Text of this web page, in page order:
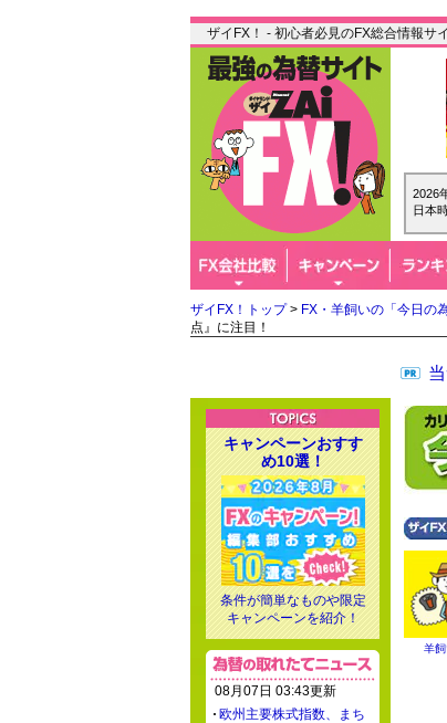
ザイFX！ - 初心者必見のFX総合情報サ
2026
日本
ザイFX！トップ> FX・羊飼いの「今日の
点』に注目！
羊
キャンペーンおすす
め10選！
条件が簡単なものや限定
キャンペーンを紹介！
08月07日 03:43更新
欧州主要株式指数、まち